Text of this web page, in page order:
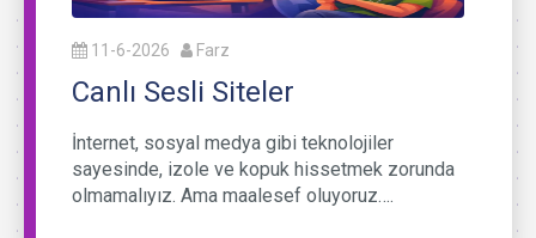
11-6-2026 Farz
Canlı Sesli Siteler
İnternet, sosyal medya gibi teknolojiler
sayesinde, izole ve kopuk hissetmek zorunda
olmamalıyız. Ama maalesef oluyoruz….